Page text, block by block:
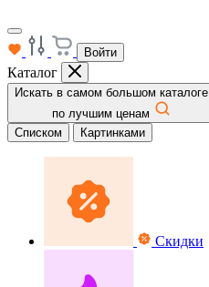
Войти
Каталог
Искать в самом большом каталоге
по лучшим ценам
Списком
Картинками
Скидки